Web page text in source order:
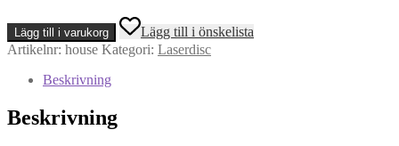
House
(LD,
NTSC)
Lägg till i varukorg
Lägg till i önskelista
Artikelnr: house Kategori: Laserdisc
Beskrivning
Beskrivning